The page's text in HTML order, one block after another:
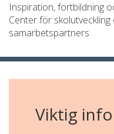
Inspiration, fortbildning
Center för skolutveckling
samarbetspartners
Viktig